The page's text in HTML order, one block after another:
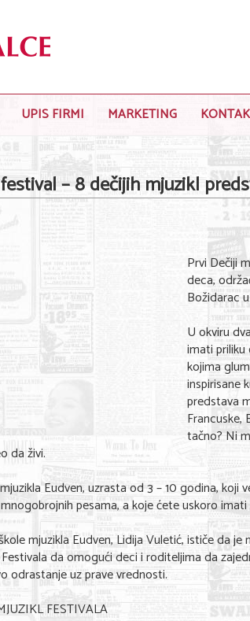
UPIS FIRMI MARKETING
– 8 dečijih mjuzikl
Prvi Dečiji
deca,
Božidarac
U okviru
imati priliku
kojima
inspirisane
predstava
Francuske,
tačno? Ni
da živi.
Eudven, uzrasta od 3 – 10 godina, koji
pesama, a koje ćete uskoro
mjuzikla Eudven, Lidija Vuletić, ističe da je
da omogući deci i roditeljima da
odrastanje uz prave vrednosti.
FESTIVALA